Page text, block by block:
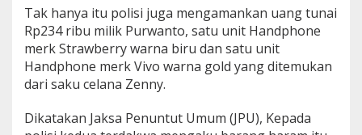
Tak hanya itu polisi juga mengamankan uang tunai
Rp234 ribu milik Purwanto, satu unit Handphone
merk Strawberry warna biru dan satu unit
Handphone merk Vivo warna gold yang ditemukan
dari saku celana Zenny.
Dikatakan Jaksa Penuntut Umum (JPU), Kepada